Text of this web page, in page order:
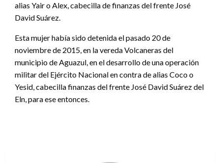
alias Yair o Alex, cabecilla de finanzas del frente José
David Suárez.
Esta mujer había sido detenida el pasado 20 de
noviembre de 2015, en la vereda Volcaneras del
municipio de Aguazul, en el desarrollo de una operación
militar del Ejército Nacional en contra de alias Coco o
Yesid, cabecilla finanzas del frente José David Suárez del
Eln, para ese entonces.